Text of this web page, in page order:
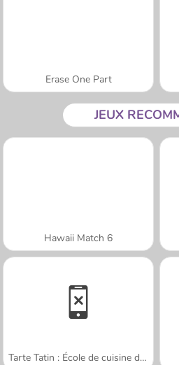
Erase One Part
JEUX
Hawaii Match 6
Tarte Tatin : École de cuisine de Sara